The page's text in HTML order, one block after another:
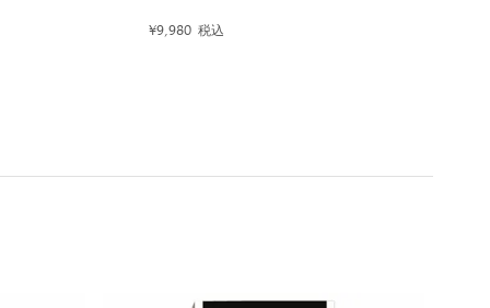
¥9,980 税込